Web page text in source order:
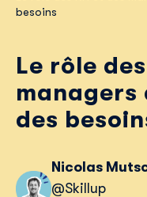
Clients
Tarifs
besoins
Le rôle
managers
des
Nicolas
@Skillup